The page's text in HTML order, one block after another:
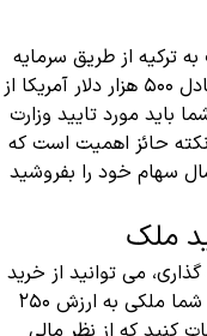
ترکیه از طریق سرمایه
گذاری است. مطابق این روش شما باید معادل ۵۰۰ هزار دلار آمریکا از
باید مورد تایید وزارت
حائز اهمیت است که
دریافت اقامت ترکیه نباید تا ۳ سال سهام خود را بفروشید
ملک
می توانید از خرید
ملک استفاده کنید؛ در این روش لازم است شما ملکی به ارزش ۲۵۰